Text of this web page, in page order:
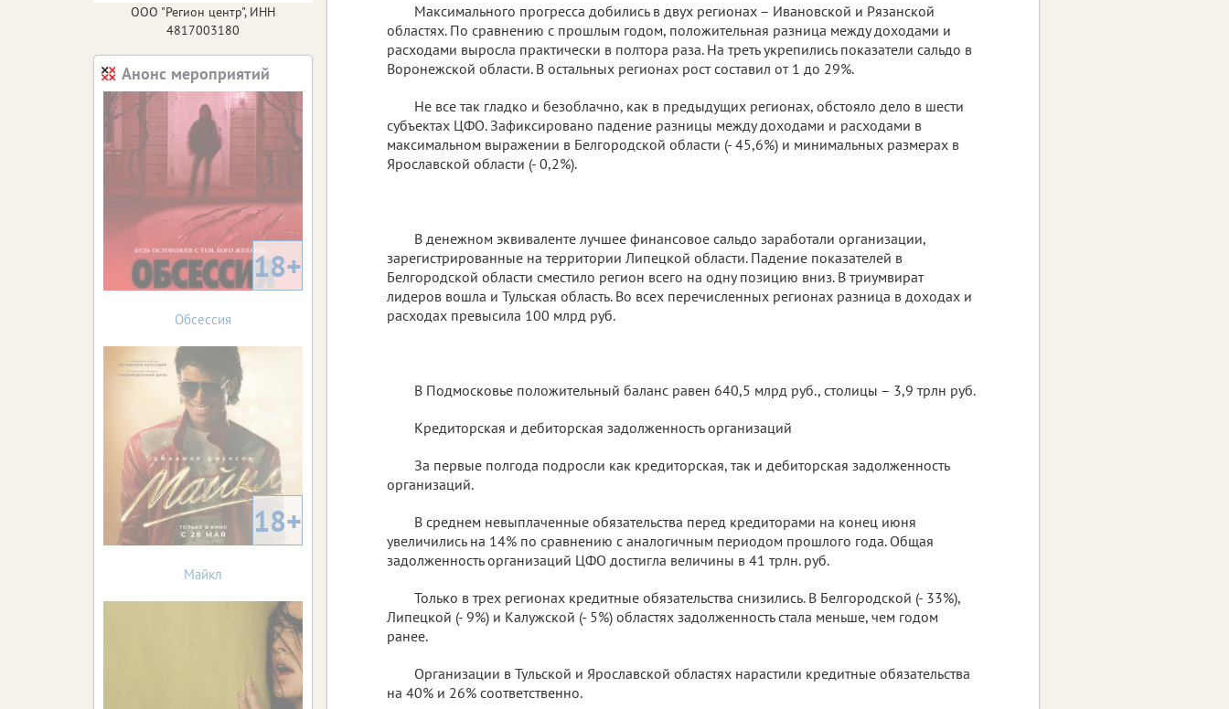
Максимального прогресса добились в двух регионах – Ивановской и Рязанской
областях. По сравнению с прошлым годом, положительная разница между доходами и
расходами выросла практически в полтора раза. На треть укрепились показатели сальдо в
Воронежской области. В остальных регионах рост составил от 1 до 29%.
Не все так гладко и безоблачно, как в предыдущих регионах, обстояло дело в шести
субъектах ЦФО. Зафиксировано падение разницы между доходами и расходами в
максимальном выражении в Белгородской области (- 45,6%) и минимальных размерах в
Ярославской области (- 0,2%).
В денежном эквиваленте лучшее финансовое сальдо заработали организации,
зарегистрированные на территории Липецкой области. Падение показателей в
Белгородской области сместило регион всего на одну позицию вниз. В триумвират
лидеров вошла и Тульская область. Во всех перечисленных регионах разница в доходах и
расходах превысила 100 млрд руб.
В Подмосковье положительный баланс равен 640,5 млрд руб., столицы – 3,9 трлн руб.
Кредиторская и дебиторская задолженность организаций
За первые полгода подросли как кредиторская, так и дебиторская задолженность
организаций.
В среднем невыплаченные обязательства перед кредиторами на конец июня
увеличились на 14% по сравнению с аналогичным периодом прошлого года. Общая
задолженность организаций ЦФО достигла величины в 41 трлн. руб.
Только в трех регионах кредитные обязательства снизились. В Белгородской (- 33%),
Липецкой (- 9%) и Калужской (- 5%) областях задолженность стала меньше, чем годом
ранее.
Организации в Тульской и Ярославской областях нарастили кредитные обязательства
на 40% и 26% соответственно.
ООО "Регион центр", ИНН
4817003180
Анонс мероприятий
18+
Обсессия
18+
Майкл